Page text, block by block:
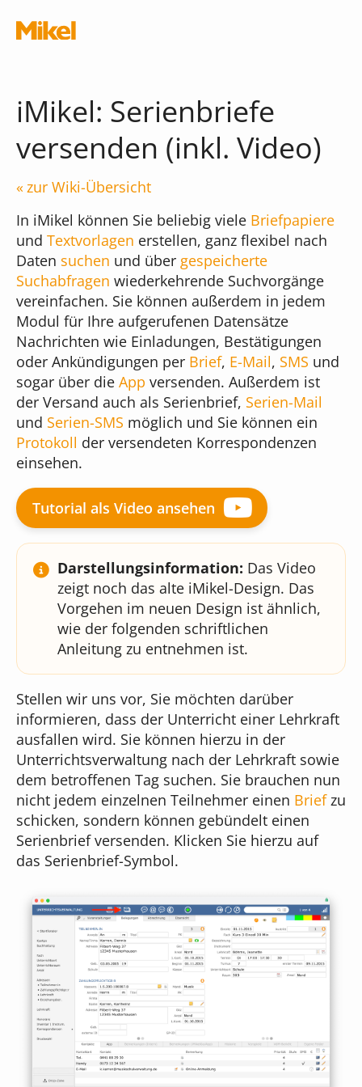
Module
Schnittstellen
Terminal
Online-Formulare
Cloudversion
Server mieten
Was kostet iMikel?
Versionshinweise
Die Musikschul-App
Was kostet die App?
Versionshinweise
Chatbot
Verwaltungsassistent
Bildgenerierung
Textbearbeitung
Preisübersicht
iMikel
Musikschul-App
für Administratoren
für Webdesigner
Unser Team
Unser Gebäude
Das sagen unsere Kunden
iMikel: Serienbriefe
versenden (inkl. Video)
zur Wiki-Übersicht
In iMikel können Sie beliebig viele Briefpapiere
und Textvorlagen erstellen, ganz flexibel nach
Daten suchen und über gespeicherte
Suchabfragen wiederkehrende Suchvorgänge
vereinfachen. Sie können außerdem in jedem
Modul für Ihre aufgerufenen Datensätze
Nachrichten wie Einladungen, Bestätigungen
oder Ankündigungen per Brief, E-Mail, SMS und
sogar über die App versenden. Außerdem ist
der Versand auch als Serienbrief, Serien-Mail
und Serien-SMS möglich und Sie können ein
Protokoll der versendeten Korrespondenzen
einsehen.
Tutorial als Video ansehen
Darstellungsinformation: Das Video
zeigt noch das alte iMikel-Design. Das
Vorgehen im neuen Design ist ähnlich,
wie der folgenden schriftlichen
Anleitung zu entnehmen ist.
Stellen wir uns vor, Sie möchten darüber
informieren, dass der Unterricht einer Lehrkraft
ausfallen wird. Sie können hierzu in der
Unterrichtsverwaltung nach der Lehrkraft sowie
dem betroffenen Tag suchen. Sie brauchen nun
nicht jedem einzelnen Teilnehmer einen Briefzu
schicken, sondern können gebündelt einen
Serienbrief versenden. Klicken Sie hierzu auf
das Serienbrief-Symbol.